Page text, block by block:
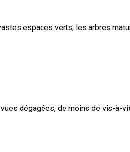
espaces verts, les arbres
dégagées, de moins de vis-à-